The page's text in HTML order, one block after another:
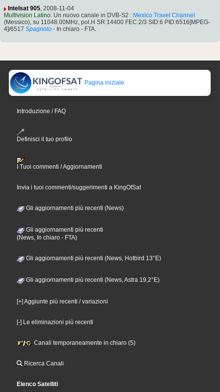
Intelsat 905, 2008-11-04
Multivision Latino: Un nuovo canale in DVB-S2 : Mexico Travel Channel
(Messico), su 11048.00MHz, pol.H SR:14400 FEC:2/3 SID:6 PID:6516[MPEG-
4]/6517 Spagnolo - In chiaro - FTA.
Pagina iniziale
Introduzione / FAQ
Definisci il tuo profilo
I Tuoi commenti / Aggiornamenti
Invia i tuoi commenti/suggerimenti a KingOfSat
Gli aggiornamenti più recenti (News)
Gli aggiornamenti più recenti
(News, In chiaro - FTA)
Gli aggiornamenti più recenti (News, Hotbird 13°E)
Gli aggiornamenti più recenti (News, Astra 19,2°E)
[+] Aggiunte più recenti / variazioni
[-] Le eliminazioni più recenti
Canali temporaneamente in chiaro (5)
Ricerca Canali
Elenco Satelliti